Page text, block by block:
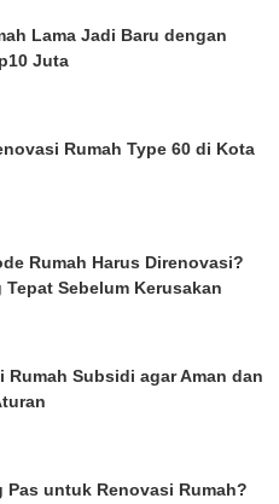
Lama Jadi Baru dengan
Juta
Rumah Type 60 di Kota
Rumah Harus Direnovasi?
Sebelum Kerusakan
Rumah Subsidi agar Aman dan
Pas untuk Renovasi Rumah?